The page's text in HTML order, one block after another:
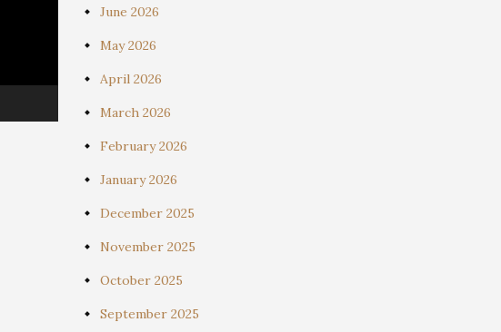
June 2026
May 2026
April 2026
March 2026
February 2026
January 2026
December 2025
November 2025
October 2025
September 2025